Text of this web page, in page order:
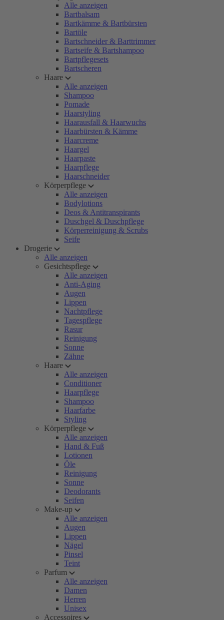
Alle anzeigen
Bartbalsam
Bartkämme & Bartbürsten
Bartöle
Bartschneider & Barttrimmer
Bartseife & Bartshampoo
Bartpflegesets
Bartscheren
Haare
Alle anzeigen
Shampoo
Pomade
Haarstyling
Haarausfall & Haarwuchs
Haarbürsten & Kämme
Haarcreme
Haargel
Haarpaste
Haarpflege
Haarschneider
Körperpflege
Alle anzeigen
Bodylotions
Deos & Antitranspirants
Duschgel & Duschpflege
Körperreinigung & Scrubs
Seife
Drogerie
Alle anzeigen
Gesichtspflege
Alle anzeigen
Anti-Aging
Augen
Lippen
Nachtpflege
Tagespflege
Rasur
Reinigung
Sonne
Zähne
Haare
Alle anzeigen
Conditioner
Haarpflege
Shampoo
Haarfarbe
Styling
Körperpflege
Alle anzeigen
Hand & Fuß
Lotionen
Öle
Reinigung
Sonne
Deodorants
Seifen
Make-up
Alle anzeigen
Augen
Lippen
Nägel
Pinsel
Teint
Parfum
Alle anzeigen
Damen
Herren
Unisex
Accessoires